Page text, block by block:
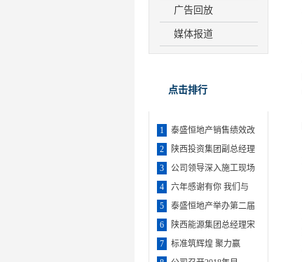
广告回放
媒体报道
点击排行
1
泰盛恒地产销售绩效改
2
陕西投资集团副总经理
3
公司领导深入施工现场
4
六年感谢有你 我们与
5
泰盛恒地产举办第二届
6
陕西能源集团总经理宋
7
标准筑辉煌 聚力赢